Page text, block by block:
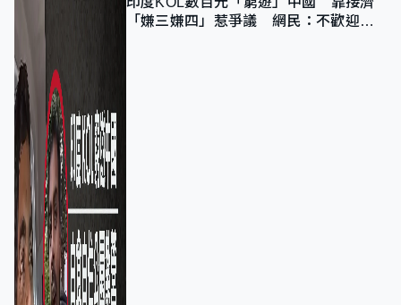
「嫌三嫌四」惹爭議 網民：不歡迎劣